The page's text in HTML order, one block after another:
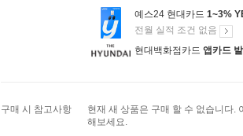
예스24 현대카드 1~3%
전월 실적 조건 없음
현대백화점카드 앱카드
구매 시 참고사항
현재 새 상품은 구매 할 수 없습니다.
해보세요.